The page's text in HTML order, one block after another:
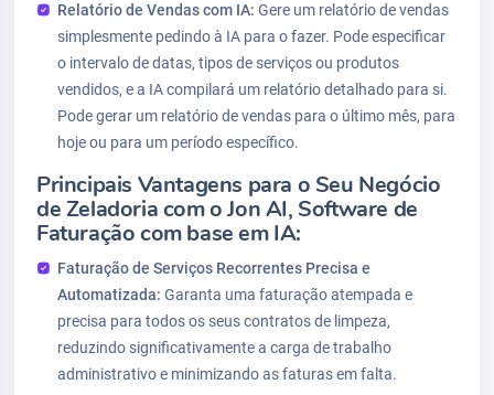
Relatório de Vendas com IA: Gere um relatório de vendas
simplesmente pedindo à IA para o fazer. Pode especificar
o intervalo de datas, tipos de serviços ou produtos
vendidos, e a IA compilará um relatório detalhado para si.
Pode gerar um relatório de vendas para o último mês, para
hoje ou para um período específico.
Principais Vantagens para o Seu Negócio
de Zeladoria com o Jon AI, Software de
Faturação com base em IA:
Faturação de Serviços Recorrentes Precisa e
Automatizada: Garanta uma faturação atempada e
precisa para todos os seus contratos de limpeza,
reduzindo significativamente a carga de trabalho
administrativo e minimizando as faturas em falta.